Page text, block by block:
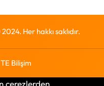
Her hakkı saklıdır.
TE Bilişim
çerezlerden